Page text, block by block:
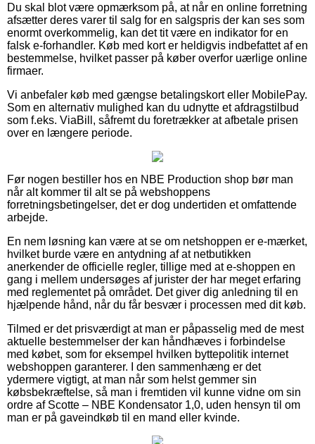
Du skal blot være opmærksom på, at når en online forretning
afsætter deres varer til salg for en salgspris der kan ses som
enormt overkommelig, kan det tit være en indikator for en
falsk e-forhandler. Køb med kort er heldigvis indbefattet af en
bestemmelse, hvilket passer på køber overfor uærlige online
firmaer.
Vi anbefaler køb med gængse betalingskort eller MobilePay.
Som en alternativ mulighed kan du udnytte et afdragstilbud
som f.eks. ViaBill, såfremt du foretrækker at afbetale prisen
over en længere periode.
Før nogen bestiller hos en NBE Production shop bør man
når alt kommer til alt se på webshoppens
forretningsbetingelser, det er dog undertiden et omfattende
arbejde.
En nem løsning kan være at se om netshoppen er e-mærket,
hvilket burde være en antydning af at netbutikken
anerkender de officielle regler, tillige med at e-shoppen en
gang i mellem undersøges af jurister der har meget erfaring
med reglementet på området. Det giver dig anledning til en
hjælpende hånd, når du får besvær i processen med dit køb.
Tilmed er det prisværdigt at man er påpasselig med de mest
aktuelle bestemmelser der kan håndhæves i forbindelse
med købet, som for eksempel hvilken byttepolitik internet
webshoppen garanterer. I den sammenhæng er det
ydermere vigtigt, at man når som helst gemmer sin
købsbekræftelse, så man i fremtiden vil kunne vidne om sin
ordre af Scotte – NBE Kondensator 1,0, uden hensyn til om
man er på gaveindkøb til en mand eller kvinde.